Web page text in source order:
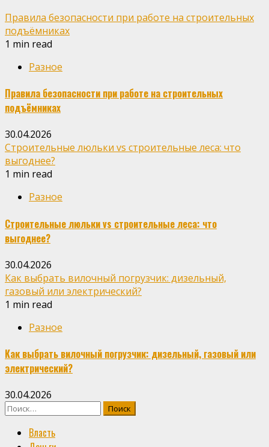
Правила безопасности при работе на строительных
подъёмниках
1 min read
Разное
Правила безопасности при работе на строительных
подъёмниках
30.04.2026
Строительные люльки vs строительные леса: что
выгоднее?
1 min read
Разное
Строительные люльки vs строительные леса: что
выгоднее?
30.04.2026
Как выбрать вилочный погрузчик: дизельный,
газовый или электрический?
1 min read
Разное
Как выбрать вилочный погрузчик: дизельный, газовый или
электрический?
30.04.2026
Найти:
Власть